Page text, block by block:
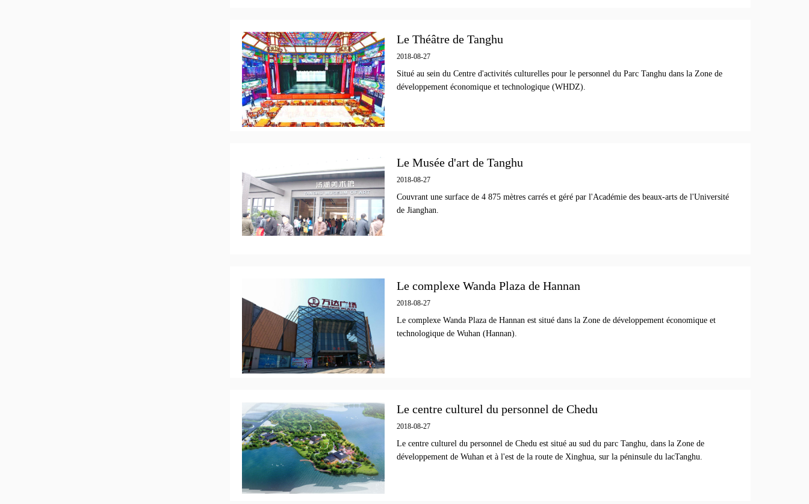
Le Théâtre de Tanghu
2018-08-27
Situé au sein du Centre d'activités culturelles pour le personnel du Parc Tanghu dans la Zone de
développement économique et technologique (WHDZ).
Le Musée d'art de Tanghu
2018-08-27
Couvrant une surface de 4 875 mètres carrés et géré par l'Académie des beaux-arts de l'Université
de Jianghan.
Le complexe Wanda Plaza de Hannan
2018-08-27
Le complexe Wanda Plaza de Hannan est situé dans la Zone de développement économique et
technologique de Wuhan (Hannan).
Le centre culturel du personnel de Chedu
2018-08-27
Le centre culturel du personnel de Chedu est situé au sud du parc Tanghu, dans la Zone de
développement de Wuhan et à l'est de la route de Xinghua, sur la péninsule du lacTanghu.